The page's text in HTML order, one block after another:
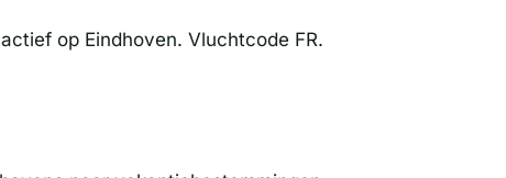
op Eindhoven. Vluchtcode FR.